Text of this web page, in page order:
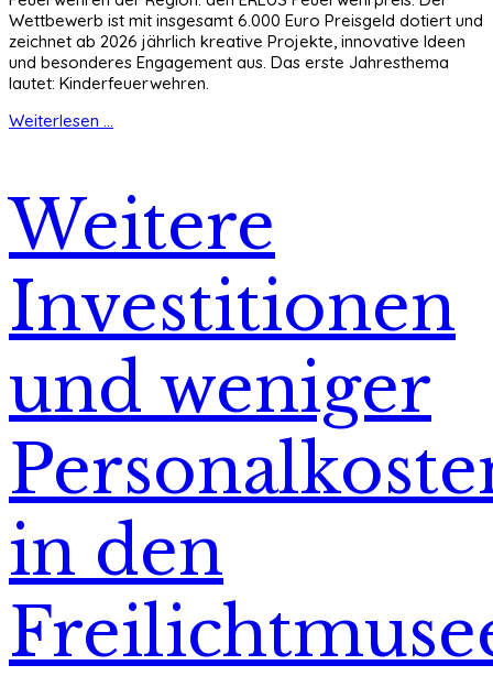
Wettbewerb ist mit insgesamt 6.000 Euro Preisgeld dotiert und
zeichnet ab 2026 jährlich kreative Projekte, innovative Ideen
und besonderes Engagement aus. Das erste Jahresthema
lautet: Kinderfeuerwehren.
Weiterlesen ...
Weitere
Investitionen
und weniger
in den